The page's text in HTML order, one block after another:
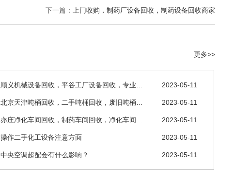
下一篇： 上门收购，制药厂设备回收，制药设备回收商家
更多>>
2023-05-11
顺义机械设备回收，平谷工厂设备回收，专业…
2023-05-11
北京天津吨桶回收，二手吨桶回收，废旧吨桶…
2023-05-11
亦庄净化车间回收，制药车间回收，净化车间…
2023-05-11
操作二手化工设备注意方面
2023-05-11
中央空调超配会有什么影响？